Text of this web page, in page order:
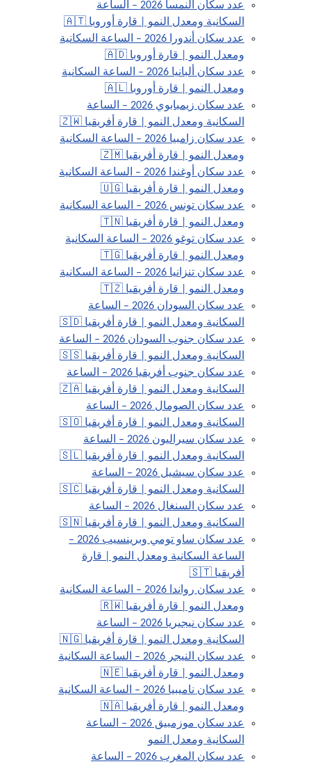
عدد سكان النمسا 2026 – الساعة
السكانية ومعدل النمو | قارة أوروبا 🇦🇹
عدد سكان أندورا 2026 – الساعة السكانية
ومعدل النمو | قارة أوروبا 🇦🇩
عدد سكان ألبانيا 2026 – الساعة السكانية
ومعدل النمو | قارة أوروبا 🇦🇱
عدد سكان زيمبابوي 2026 – الساعة
السكانية ومعدل النمو | قارة أفريقيا 🇿🇼
عدد سكان زامبيا 2026 – الساعة السكانية
ومعدل النمو | قارة أفريقيا 🇿🇲
عدد سكان أوغندا 2026 – الساعة السكانية
ومعدل النمو | قارة أفريقيا 🇺🇬
عدد سكان تونس 2026 – الساعة السكانية
ومعدل النمو | قارة أفريقيا 🇹🇳
عدد سكان توغو 2026 – الساعة السكانية
ومعدل النمو | قارة أفريقيا 🇹🇬
عدد سكان تنزانيا 2026 – الساعة السكانية
ومعدل النمو | قارة أفريقيا 🇹🇿
عدد سكان السودان 2026 – الساعة
السكانية ومعدل النمو | قارة أفريقيا 🇸🇩
عدد سكان جنوب السودان 2026 – الساعة
السكانية ومعدل النمو | قارة أفريقيا 🇸🇸
عدد سكان جنوب أفريقيا 2026 – الساعة
السكانية ومعدل النمو | قارة أفريقيا 🇿🇦
عدد سكان الصومال 2026 – الساعة
السكانية ومعدل النمو | قارة أفريقيا 🇸🇴
عدد سكان سيراليون 2026 – الساعة
السكانية ومعدل النمو | قارة أفريقيا 🇸🇱
عدد سكان سيشيل 2026 – الساعة
السكانية ومعدل النمو | قارة أفريقيا 🇸🇨
عدد سكان السنغال 2026 – الساعة
السكانية ومعدل النمو | قارة أفريقيا 🇸🇳
عدد سكان ساو تومي وبرينسيب 2026 –
الساعة السكانية ومعدل النمو | قارة
أفريقيا 🇸🇹
عدد سكان رواندا 2026 – الساعة السكانية
ومعدل النمو | قارة أفريقيا 🇷🇼
عدد سكان نيجيريا 2026 – الساعة
السكانية ومعدل النمو | قارة أفريقيا 🇳🇬
عدد سكان النيجر 2026 – الساعة السكانية
ومعدل النمو | قارة أفريقيا 🇳🇪
عدد سكان ناميبيا 2026 – الساعة السكانية
ومعدل النمو | قارة أفريقيا 🇳🇦
عدد سكان موزمبيق 2026 – الساعة
السكانية ومعدل النمو
عدد سكان المغرب 2026 – الساعة